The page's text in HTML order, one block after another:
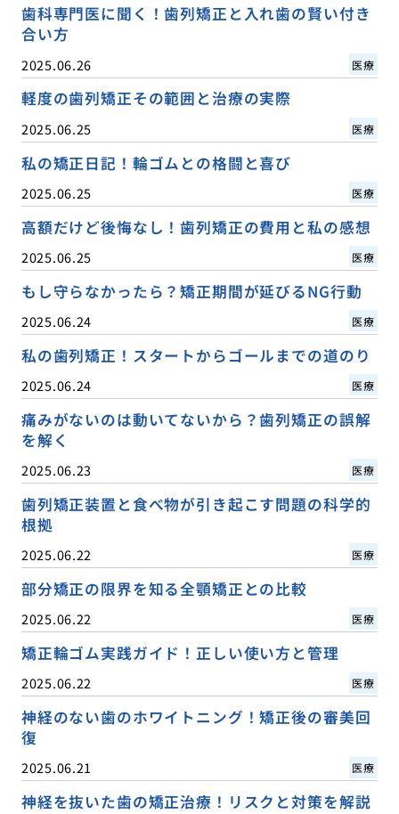
歯科専門医に聞く！歯列矯正と入れ歯の賢い付き
合い方
2025.06.26 医療
軽度の歯列矯正その範囲と治療の実際
2025.06.25 医療
私の矯正日記！輪ゴムとの格闘と喜び
2025.06.25 医療
高額だけど後悔なし！歯列矯正の費用と私の感想
2025.06.25 医療
もし守らなかったら？矯正期間が延びるNG行動
2025.06.24 医療
私の歯列矯正！スタートからゴールまでの道のり
2025.06.24 医療
痛みがないのは動いてないから？歯列矯正の誤解
を解く
2025.06.23 医療
歯列矯正装置と食べ物が引き起こす問題の科学的
根拠
2025.06.22 医療
部分矯正の限界を知る全顎矯正との比較
2025.06.22 医療
矯正輪ゴム実践ガイド！正しい使い方と管理
2025.06.22 医療
神経のない歯のホワイトニング！矯正後の審美回
復
2025.06.21 医療
神経を抜いた歯の矯正治療！リスクと対策を解説